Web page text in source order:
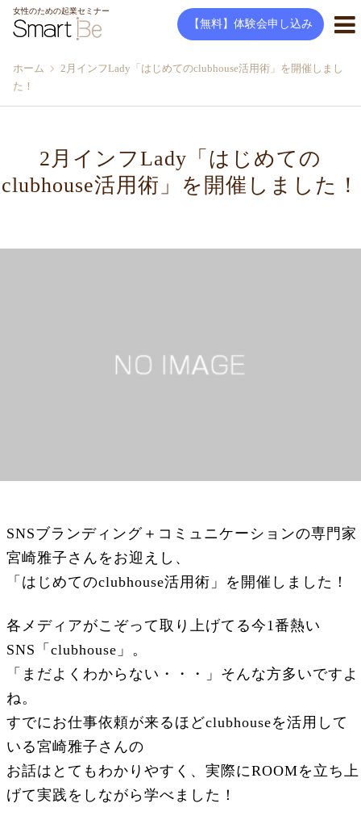
女性のための起業セミナー
【無料】体験会申し込み
ホーム
2月インフLady「はじめてのclubhouse活用術」を開催しまし
た！
2月インフLady「はじめての
clubhouse活用術」を開催しました！
SNSブランディング＋コミュニケーションの専門家
宮崎雅子さんをお迎えし、
「はじめてのclubhouse活用術」を開催しました！
各メディアがこぞって取り上げてる今1番熱い
SNS「clubhouse」。
「まだよくわからない・・・」そんな方多いですよ
ね。
すでにお仕事依頼が来るほどclubhouseを活用して
いる宮崎雅子さんの
お話はとてもわかりやすく、実際にROOMを立ち上
げて実践をしながら学べました！